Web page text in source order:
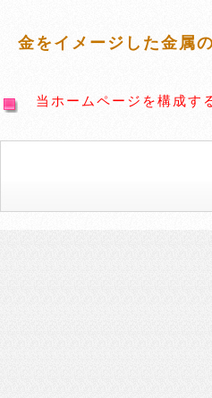
金をイメージした金属
当ホームページを構成す